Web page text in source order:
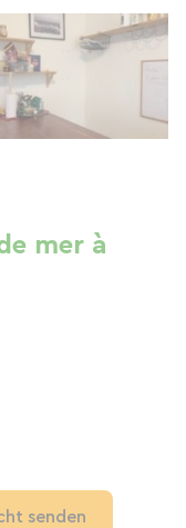
mer à
senden